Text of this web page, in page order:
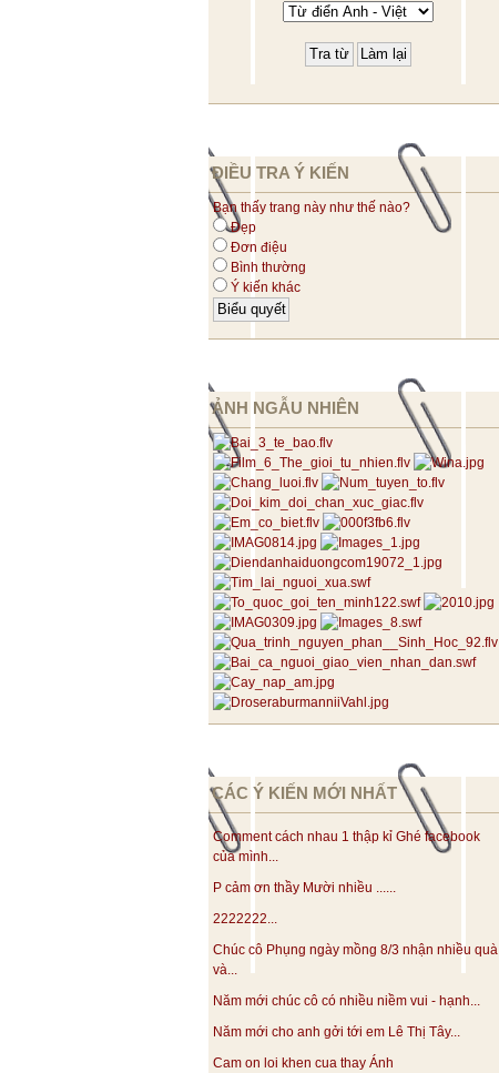
ĐIỀU TRA Ý KIẾN
Bạn thấy trang này như thế nào?
Đẹp
Đơn điệu
Bình thường
Ý kiến khác
ẢNH NGẪU NHIÊN
CÁC Ý KIẾN MỚI NHẤT
Comment cách nhau 1 thập kỉ Ghé facebook
của mình...
P cảm ơn thầy Mười nhiều ......
2222222...
Chúc cô Phụng ngày mồng 8/3 nhận nhiều quà
và...
Năm mới chúc cô có nhiều niềm vui - hạnh...
Năm mới cho anh gởi tới em Lê Thị Tây...
Cam on loi khen cua thay Ánh